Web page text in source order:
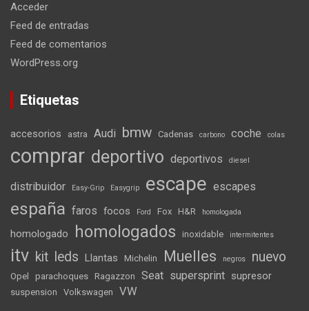
Acceder
Feed de entradas
Feed de comentarios
WordPress.org
Etiquetas
accesorios astra Audi bmw Cadenas carbono coche colas
comprar deportivo deportivos diesel
distribuidor Easy-Grip Easygrip escape escapes
españa faros focos Ford Fox H&R homologada
homologado homologados inoxidable intermitentes
itv kit leds Llantas Michelin Muelles negros nuevo
Opel parachoques Ragazzon Seat supersprint supresor
suspension Volkswagen VW